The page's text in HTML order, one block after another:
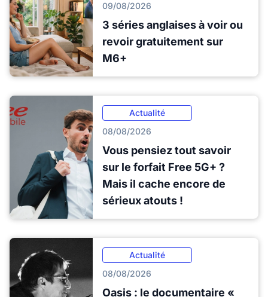
09/08/2026
3 séries anglaises à voir ou
revoir gratuitement sur
M6+
Actualité
08/08/2026
Vous pensiez tout savoir
sur le forfait Free 5G+ ?
Mais il cache encore de
sérieux atouts !
Actualité
08/08/2026
Oasis : le documentaire «